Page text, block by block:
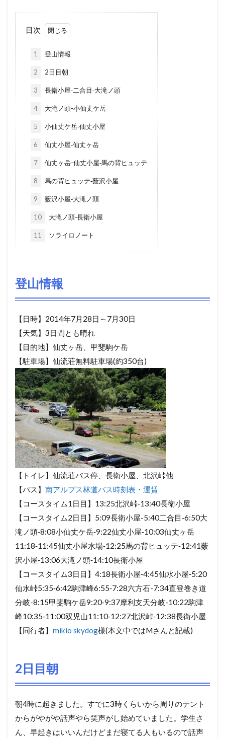
目次
1 登山情報
2 2日目朝
3 長衛小屋‐二合目‐大滝ノ頭
4 大滝ノ頭-小仙丈ケ岳
5 小仙丈ケ岳‐仙丈小屋
6 仙丈小屋‐仙丈ヶ岳
7 仙丈ヶ岳-仙丈小屋‐馬の背ヒュッテ
8 馬の背ヒュッテ‐薮沢小屋
9 薮沢小屋‐大滝ノ頭
10 大滝ノ頭‐長衛小屋
11 ソライロノート
登山情報
【日時】2014年7月28日～7月30日
【天気】3日間とも晴れ
【目的地】仙丈ヶ岳、甲斐駒ケ岳
【駐車場】仙流荘無料駐車場(約350台)
【トイレ】仙流荘バス停、長衛小屋、北沢峠他
【バス】 南アルプス林道バス時刻表・運賃
【コースタイム1日目】13:25北沢峠‐13:40長衛小屋
【コースタイム2日目】5:09長衛小屋-5:40二合目‐6:50大
滝ノ頭‐8:08小仙丈ケ岳‐9:22仙丈小屋‐10:03仙丈ヶ岳
11:18‐11:45仙丈小屋水場‐12:25馬の背ヒュッテ‐12:41薮
沢小屋‐13:06大滝ノ頭‐14:10長衛小屋
【コースタイム3日目】4:18長衛小屋‐4:45仙水小屋‐5:20
仙水峠5:35‐6:42駒津峰6:55‐7:28六方石-7:34直登巻き道
分岐-8:15甲斐駒ケ岳9:20‐9:37摩利支天分岐-10:22駒津
峰10:35‐11:00双児山11:10‐12:27北沢峠‐12:38長衛小屋
【同行者】 mikio skydog様(本文中ではMさんと記載)
2日目朝
朝4時に起きました。すでに3時くらいから周りのテント
からがやがや話声やら笑声がし始めていました。学生さ
ん、早起きはいいんだけどまだ寝てる人もいるので話声